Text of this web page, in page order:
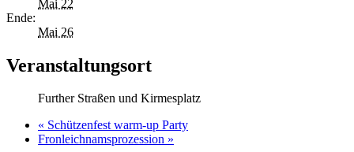
Mai 22
Ende:
Mai 26
Veranstaltungsort
Further Straßen und Kirmesplatz
« Schützenfest warm-up Party
Fronleichnamsprozession »